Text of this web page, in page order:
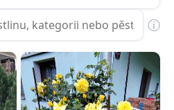
ⓘ